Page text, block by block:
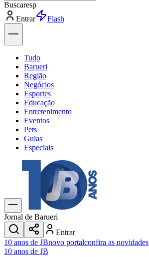
Buscarpolí
Entrar
Explorar
Tudo
Barueri
Região
Negócios
Esportes
Educação
Entretenimento
Eventos
Pets
Guias
Especiais
Explore Tudo
Últimas Notícias
Previsão do Tempo
Trânsito e Rotas
Dia a Dia & Lazer
Transportes
Gastronomia
Cinema & Shows
JogosNovo
Jornal de Barueri
Entrar
10 anos de JBnovo portalconfira as novidades
10 anos de JB